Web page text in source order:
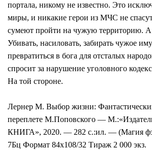
портала, никому не известно. Это
миры, и никакие герои из МЧС не
сумеют пройти на чужую территорию. А
Убивать, насиловать, забирать чужое
превратиться в бога для отсталых
спросит за нарушение уголовного
На той стороне.
Лернер М. Выбор жизни:
переплете М.Поповского —
КНИГА», 2020. — 282 с.:ил. — (Магия
7Бц Формат 84х108/32 Тираж 2 000 экз.